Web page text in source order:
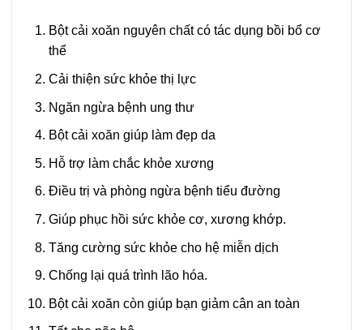
Bột cải xoăn nguyên chất có tác dụng bồi bổ cơ
thể
Cải thiện sức khỏe thị lực
Ngăn ngừa bệnh ung thư
Bột cải xoăn giúp làm đẹp da
Hỗ trợ làm chắc khỏe xương
Điều trị và phòng ngừa bệnh tiểu đường
Giúp phục hồi sức khỏe cơ, xương khớp.
Tăng cường sức khỏe cho hệ miễn dịch
Chống lại quá trình lão hóa.
Bột cải xoăn còn giúp bạn giảm cân an toàn